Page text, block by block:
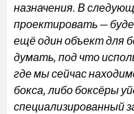
назначения. В
проектировать —
ещё один объект для
думать, под что
где мы сейчас
бокса, либо боксёры
специализированный